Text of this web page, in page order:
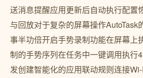
送消息提醒应用更新后自动执行配置
与回放对于复杂的屏幕操作AutoTask
事半功倍开启手势录制功能在屏幕上
制的手势序列在任务中一键调用执行
发创建智能化的应用联动规则连接